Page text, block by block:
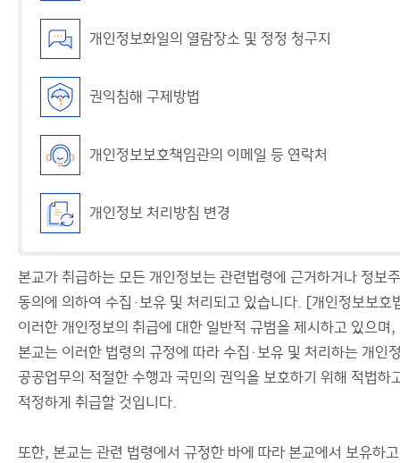
개인정보화일의 열람장소 및 정정 청구지
권익침해 구제방법
개인정보보호책임관의 이메일 등 연락처
개인정보 처리방침 변경
본교가 취급하는 모든 개인정보는 관련법령에 근거하거나 정보
동의에 의하여 수집·보유 및 처리되고 있습니다. [개인정보보호
이러한 개인정보의 취급에 대한 일반적 규범을 제시하고 있으며,
본교는 이러한 법령의 규정에 따라 수집·보유 및 처리하는 개인
공공업무의 적절한 수행과 국민의 권익을 보호하기 위해 적법하
적정하게 취급할 것입니다.
또한, 본교는 관련 법령에서 규정한 바에 따라 본교에서 보유하고